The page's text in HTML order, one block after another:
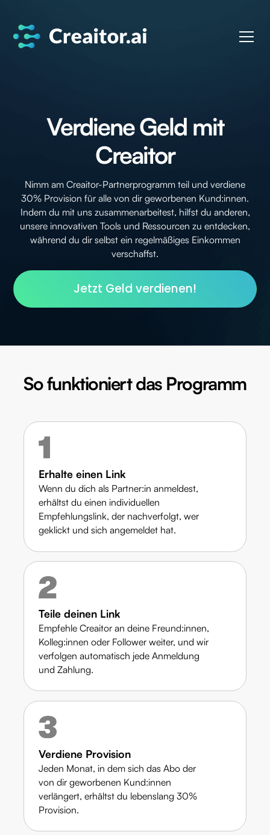
Verdiene Geld mit
Creaitor
Nimm am Creaitor-Partnerprogramm teil und verdiene
30% Provision für alle von dir geworbenen Kund:innen.
Indem du mit uns zusammenarbeitest, hilfst du anderen,
unsere innovativen Tools und Ressourcen zu entdecken,
während du dir selbst ein regelmäßiges Einkommen
verschaffst.
Jetzt Geld verdienen!
So funktioniert das Programm
Erhalte einen Link
Wenn du dich als Partner:in anmeldest,
erhältst du einen individuellen
Empfehlungslink, der nachverfolgt, wer
geklickt und sich angemeldet hat.
Teile deinen Link
Empfehle Creaitor an deine Freund:innen,
Kolleg:innen oder Follower weiter, und wir
verfolgen automatisch jede Anmeldung
und Zahlung.
Verdiene Provision
Jeden Monat, in dem sich das Abo der
von dir geworbenen Kund:innen
verlängert, erhältst du lebenslang 30%
Provision.